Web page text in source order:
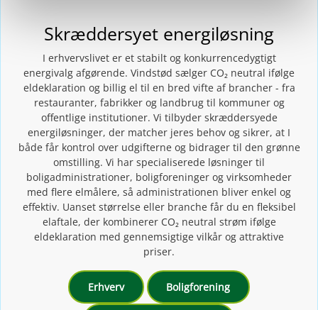
Skræddersyet energiløsning
I erhvervslivet er et stabilt og konkurrencedygtigt
energivalg afgørende. Vindstød sælger CO₂ neutral ifølge
eldeklaration og billig el til en bred vifte af brancher - fra
restauranter, fabrikker og landbrug til kommuner og
offentlige institutioner. Vi tilbyder skræddersyede
energiløsninger, der matcher jeres behov og sikrer, at I
både får kontrol over udgifterne og bidrager til den grønne
omstilling. Vi har specialiserede løsninger til
boligadministrationer, boligforeninger og virksomheder
med flere elmålere, så administrationen bliver enkel og
effektiv. Uanset størrelse eller branche får du en fleksibel
elaftale, der kombinerer CO₂ neutral strøm ifølge
eldeklaration med gennemsigtige vilkår og attraktive
priser.
Erhverv Boligforening